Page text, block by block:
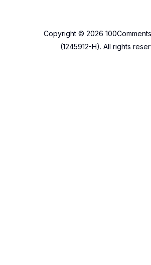
Copyright © 2026
(1245912-H). All rights